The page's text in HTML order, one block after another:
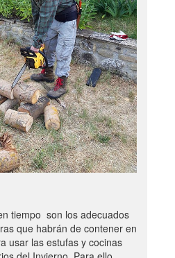
tiempo son los adecuados
que habrán de contener en
usar las estufas y cocinas